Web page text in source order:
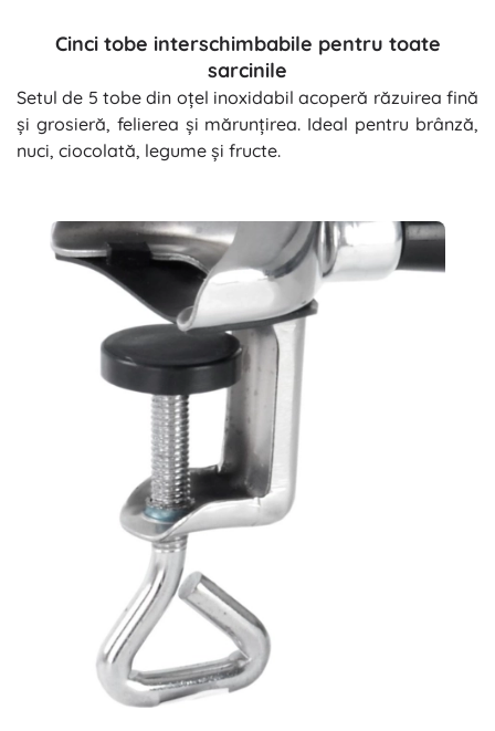
Cinci tobe interschimbabile pentru toate
sarcinile
Setul de 5 tobe din oțel inoxidabil acoperă răzuirea fină
și grosieră, felierea și mărunțirea. Ideal pentru brânză,
nuci, ciocolată, legume și fructe.